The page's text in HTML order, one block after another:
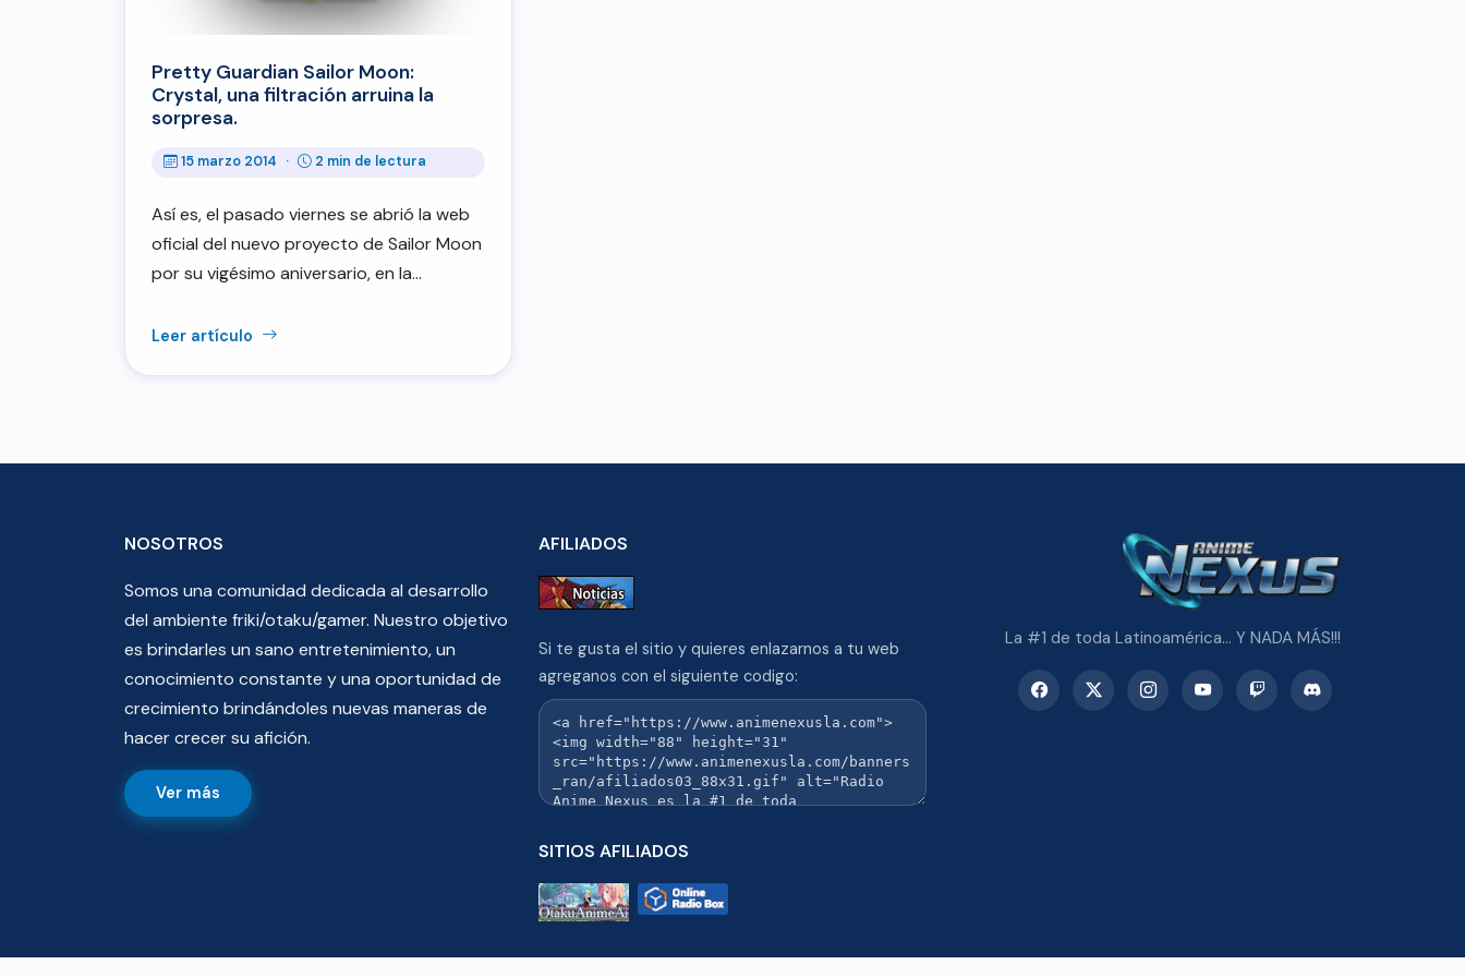
Pretty Guardian Sailor Moon:
Crystal, una filtración arruina la
sorpresa.
15 marzo 2014 · 2 min de lectura
Así es, el pasado viernes se abrió la web
oficial del nuevo proyecto de Sailor Moon
por su vigésimo aniversario, en la…
Leer artículo
NOSOTROS
Somos una comunidad dedicada al desarrollo
del ambiente friki/otaku/gamer. Nuestro objetivo
es brindarles un sano entretenimiento, un
conocimiento constante y una oportunidad de
crecimiento brindándoles nuevas maneras de
hacer crecer su afición.
Ver más
AFILIADOS
Si te gusta el sitio y quieres enlazarnos a tu web
agreganos con el siguiente codigo:
SITIOS AFILIADOS
La #1 de toda Latinoamérica... Y NADA MÁS!!!